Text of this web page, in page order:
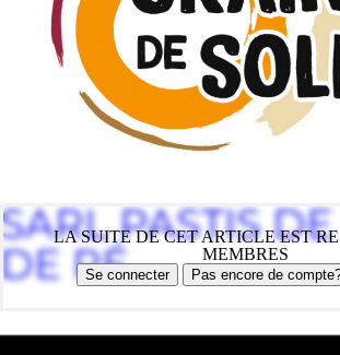
LA SUITE DE CET ARTICLE EST
MEMBRES
Se connecter Pas encore de
SARL PASTIS DE
DE RÉ